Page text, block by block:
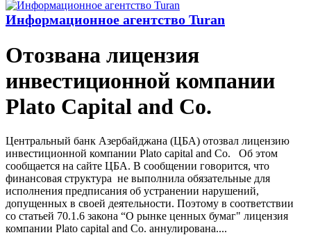
Информационное агентство Turan
Отозвана лицензия
инвестиционной компании
Plato Capital and Co.
Центральный банк Азербайджана (ЦБА) отозвал лицензию
инвестиционной компании Plato capital and Co. Об этом
сообщается на сайте ЦБА. В сообщении говорится, что
финансовая структура не выполнила обязательные для
исполнения предписания об устранении нарушений,
допущенных в своей деятельности. Поэтому в соответствии
со статьей 70.1.6 закона “О рынке ценных бумаг" лицензия
компании Plato capital and Сo. аннулирована....